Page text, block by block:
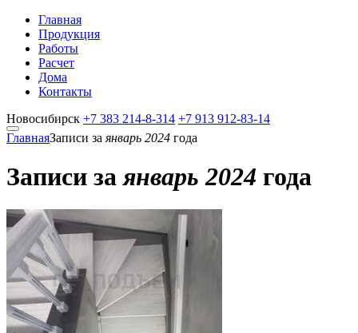
Главная
Продукция
Работы
Расчет
Дома
Контакты
Новосибирск +7 383 214-8-314 +7 913 912-83-14
ГлавнаяЗаписи за январь 2024 года
Записи заянварь 2024 года